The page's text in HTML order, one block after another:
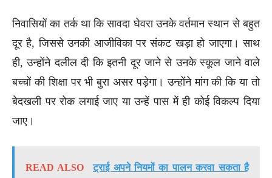
निवासियों का तर्क था कि सावदा घेवरा उनके वर्तमान स्थान से बहुत
दूर है, जिससे उनकी आजीविका पर संकट खड़ा हो जाएगा। साथ
ही, उन्होंने दलील दी कि इतनी दूर जाने से उनके स्कूल जाने वाले
बच्चों की शिक्षा पर भी बुरा असर पड़ेगा। उन्होंने मांग की कि या तो
बेदखली पर रोक लगाई जाए या उन्हें पास में ही कोई विकल्प दिया
जाए।
READ ALSO
ट्राई अपने नियमों का पालन करवा सकता है